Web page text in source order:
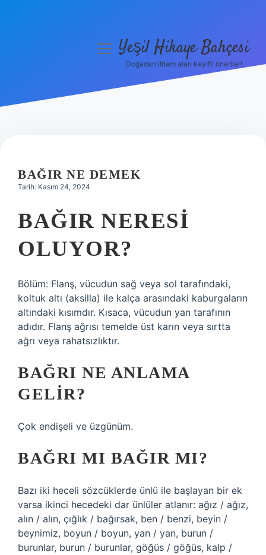
Hakkımızda
menüyüYeşil Hikaye Bahçesi
Doğadan ilham alan keyifli öneriler!
BAĞIR NE DEMEK
Tarih: Kasım 24, 2024
BAĞIR NERESI
OLUYOR?
Bölüm: Flanş, vücudun sağ veya sol tarafındaki,
koltuk altı (aksilla) ile kalça arasındaki kaburgaların
altındaki kısımdır. Kısaca, vücudun yan tarafının
adıdır. Flanş ağrısı temelde üst karın veya sırtta
ağrı veya rahatsızlıktır.
BAĞRI NE ANLAMA
GELIR?
Çok endişeli ve üzgünüm.
BAĞRI MI BAĞIR MI?
Bazı iki heceli sözcüklerde ünlü ile başlayan bir ek
varsa ikinci hecedeki dar ünlüler atlanır: ağız / ağız,
alın / alın, çığlık / bağırsak, ben / benzi, beyin /
beynimiz, boyun / boyun, yan / yan, burun /
burunlar, burun / burunlar, göğüs / göğüs, kalp /